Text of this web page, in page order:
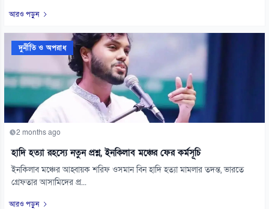
আরও পড়ুন
দুর্নীতি ও অপরাধ
2 months ago
হাদি হত্যা রহস্যে নতুন প্রশ্ন, ইনকিলাব মঞ্চের ফের কর্মসূচি
ইনকিলাব মঞ্চের আহ্বায়ক শরিফ ওসমান বিন হাদি হত্যা মামলার তদন্ত, ভারতে
গ্রেফতার আসামিদের প্র...
আরও পড়ুন